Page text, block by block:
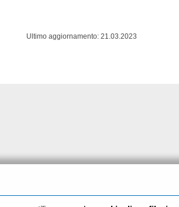
Ultimo aggiornamento: 21.03.2023